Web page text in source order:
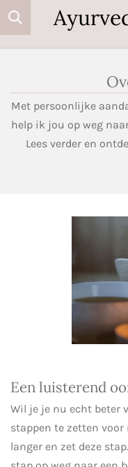
Ga
direct
Met persoonlijke
help ik jou op weg
Lees verder en
Een luisterend
Wil je je nu echt beter
stappen te zetten
langer en zet deze